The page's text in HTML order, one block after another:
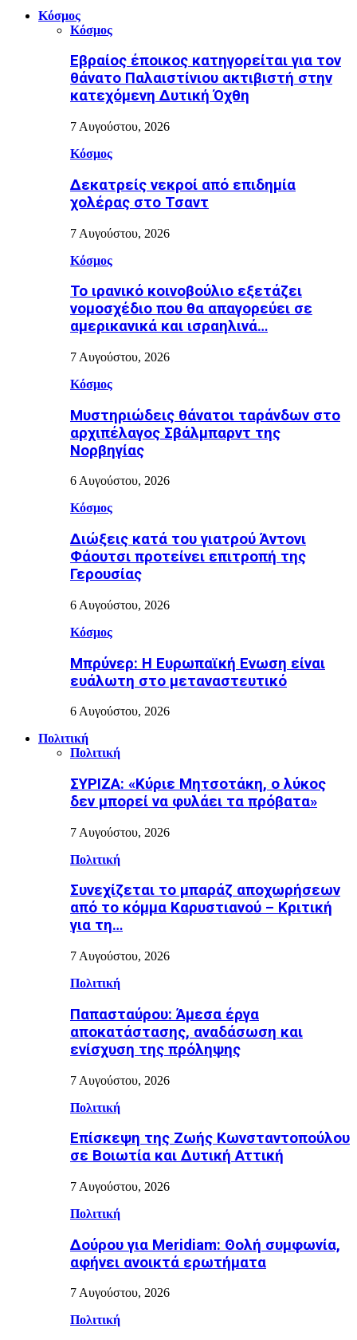
Κόσμος
Κόσμος
Εβραίος έποικος κατηγορείται για τον
θάνατο Παλαιστίνιου ακτιβιστή στην
κατεχόμενη Δυτική Όχθη
7 Αυγούστου, 2026
Κόσμος
Δεκατρείς νεκροί από επιδημία
χολέρας στο Τσαντ
7 Αυγούστου, 2026
Κόσμος
Το ιρανικό κοινοβούλιο εξετάζει
νομοσχέδιο που θα απαγορεύει σε
αμερικανικά και ισραηλινά…
7 Αυγούστου, 2026
Κόσμος
Μυστηριώδεις θάνατοι ταράνδων στο
αρχιπέλαγος Σβάλμπαρντ της
Νορβηγίας
6 Αυγούστου, 2026
Κόσμος
Διώξεις κατά του γιατρού Άντονι
Φάουτσι προτείνει επιτροπή της
Γερουσίας
6 Αυγούστου, 2026
Κόσμος
Μπρύνερ: Η Ευρωπαϊκή Ενωση είναι
ευάλωτη στο μεταναστευτικό
6 Αυγούστου, 2026
Πολιτική
Πολιτική
ΣΥΡΙΖΑ: «Κύριε Μητσοτάκη, ο λύκος
δεν μπορεί να φυλάει τα πρόβατα»
7 Αυγούστου, 2026
Πολιτική
Συνεχίζεται το μπαράζ αποχωρήσεων
από το κόμμα Καρυστιανού – Κριτική
για τη…
7 Αυγούστου, 2026
Πολιτική
Παπασταύρου: Άμεσα έργα
αποκατάστασης, αναδάσωση και
ενίσχυση της πρόληψης
7 Αυγούστου, 2026
Πολιτική
Επίσκεψη της Ζωής Κωνσταντοπούλου
σε Βοιωτία και Δυτική Αττική
7 Αυγούστου, 2026
Πολιτική
Δούρου για Meridiam: Θολή συμφωνία,
αφήνει ανοικτά ερωτήματα
7 Αυγούστου, 2026
Πολιτική